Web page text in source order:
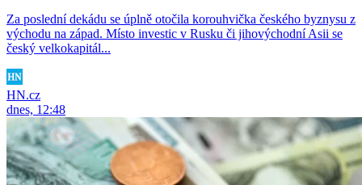
Za poslední dekádu se úplně otočila korouhvička českého byznysu z
východu na západ. Místo investic v Rusku či jihovýchodní Asii se
český velkokapitál...
HN.cz
dnes, 12:48